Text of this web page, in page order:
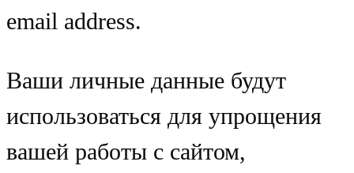
email address.
Ваши личные данные будут
использоваться для упрощения
вашей работы с сайтом,